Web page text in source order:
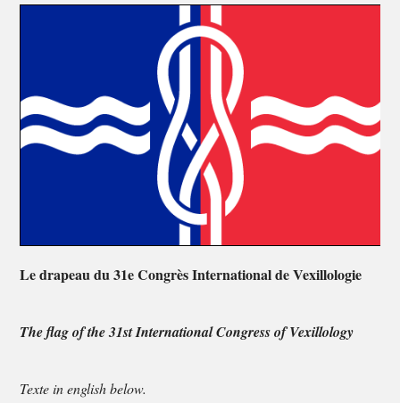
Le drapeau du 31e Congrès International de Vexillologie
The flag of the 31st International Congress of Vexillology
Texte in english below.